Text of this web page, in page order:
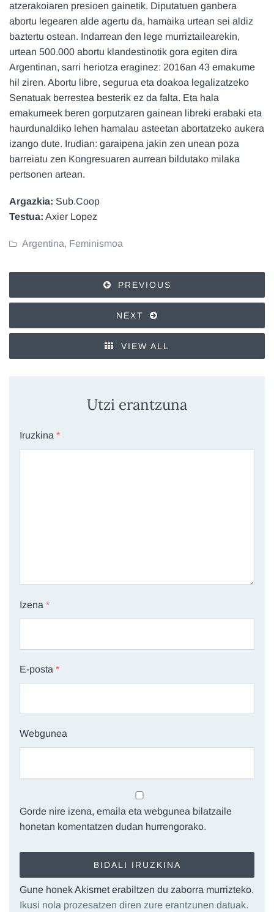
atzerakoiaren presioen gainetik. Diputatuen ganbera
abortu legearen alde agertu da, hamaika urtean sei aldiz
baztertu ostean. Indarrean den lege murriztailearekin,
urtean 500.000 abortu klandestinotik gora egiten dira
Argentinan, sarri heriotza eraginez: 2016an 43 emakume
hil ziren. Abortu libre, segurua eta doakoa legalizatzeko
Senatuak berrestea besterik ez da falta. Eta hala
emakumeek beren gorputzaren gainean libreki erabaki eta
haurdunaldiko lehen hamalau asteetan abortatzeko aukera
izango dute. Irudian: garaipena jakin zen unean poza
barreiatu zen Kongresuaren aurrean bildutako milaka
pertsonen artean.
Argazkia: Sub.Coop
Testua: Axier Lopez
Argentina, Feminismoa
PREVIOUS
NEXT
VIEW ALL
Utzi erantzuna
Iruzkina *
Izena *
E-posta *
Webgunea
Gorde nire izena, emaila eta webgunea bilatzaile
honetan komentatzen dudan hurrengorako.
Gune honek Akismet erabiltzen du zaborra murrizteko.
Ikusi nola prozesatzen diren zure erantzunen datuak.